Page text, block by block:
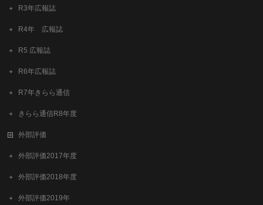
R3年広報誌
R4年 広報誌
R5 広報誌
R6年広報誌
R7年きらら通信
きらら通信R8年度
外部評価
外部評価2017年度
外部評価2018年度
外部評価2019年